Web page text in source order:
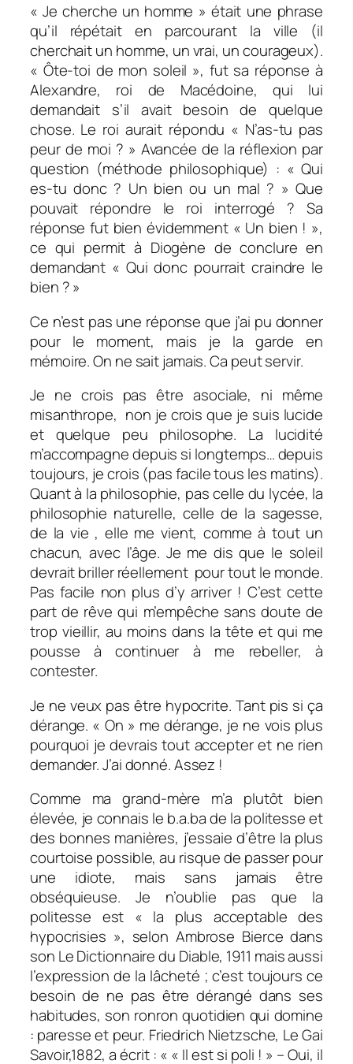
«Je cherche un homme » était une phrase
qu’il répétait en parcourant la ville (il
cherchait un homme, un vrai, un courageux).
« Ôte-toi de mon soleil », fut sa réponse à
Alexandre, roi de Macédoine, qui lui
demandait s’il avait besoin de quelque
chose. Le roi aurait répondu « N’as-tu pas
peur de moi ? » Avancée de la réflexion par
question (méthode philosophique) : « Qui
es-tu donc ? Un bien ou un mal ? » Que
pouvait répondre le roi interrogé ? Sa
réponse fut bien évidemment « Un bien ! »,
ce qui permit à Diogène de conclure en
demandant « Qui donc pourrait craindre le
bien ? »
Ce n’est pas une réponse que j’ai pu donner
pour le moment, mais je la garde en
mémoire. On ne sait jamais. Ca peut servir.
Je ne crois pas être asociale, ni même
misanthrope, non je crois que je suis lucide
et quelque peu philosophe. La lucidité
m’accompagne depuis si longtemps… depuis
toujours, je crois (pas facile tous les matins).
Quant à la philosophie, pas celle du lycée, la
philosophie naturelle, celle de la sagesse,
de la vie , elle me vient, comme à tout un
chacun, avec l’âge. Je me dis que le soleil
devrait briller réellement pour tout le monde.
Pas facile non plus d’y arriver ! C’est cette
part de rêve qui m’empêche sans doute de
trop vieillir, au moins dans la tête et qui me
pousse à continuer à me rebeller, à
contester.
Je ne veux pas être hypocrite. Tant pis si ça
dérange. « On » me dérange, je ne vois plus
pourquoi je devrais tout accepter et ne rien
demander. J’ai donné. Assez !
Comme ma grand-mère m’a plutôt bien
élevée, je connais le b.a.ba de la politesse et
des bonnes manières, j’essaie d’être la plus
courtoise possible, au risque de passer pour
une idiote, mais sans jamais être
obséquieuse. Je n’oublie pas que la
politesse est « la plus acceptable des
hypocrisies », selon Ambrose Bierce dans
son Le Dictionnaire du Diable, 1911 mais aussi
l’expression de la lâcheté ; c’est toujours ce
besoin de ne pas être dérangé dans ses
habitudes, son ronron quotidien qui domine
: paresse et peur. Friedrich Nietzsche, Le Gai
Savoir,1882, a écrit : « « Il est si poli ! » – Oui, il